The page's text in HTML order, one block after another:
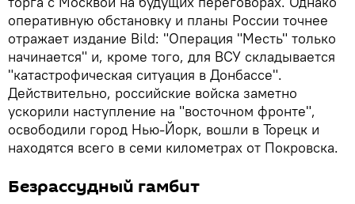
оперативную обстановку и планы России точнее
отражает издание Bild: "Операция "Месть" только
начинается" и, кроме того, для ВСУ складывается
"катастрофическая ситуация в Донбассе".
Действительно, российские войска заметно
ускорили наступление на "восточном фронте",
освободили город Нью-Йорк, вошли в Торецк и
находятся всего в семи километрах от Покровска.
Безрассудный гамбит